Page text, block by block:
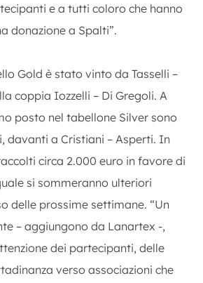
e a tutti coloro che hanno
donazione a Spalti”.
Gold è stato vinto da Tasselli –
coppia Iozzelli – Di Gregoli. A
posto nel tabellone Silver sono
davanti a Cristiani – Asperti. In
circa 2.000 euro in favore di
si sommeranno ulteriori
delle prossime settimane. “Un
– aggiungono da Lanartex -,
dei partecipanti, delle
verso associazioni che